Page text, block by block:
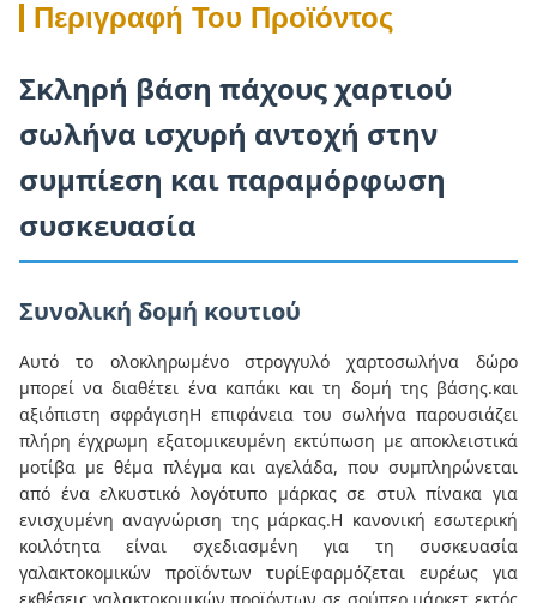
Περιγραφή Του Προϊόντος
Σκληρή βάση πάχους χαρτιού
σωλήνα ισχυρή αντοχή στην
συμπίεση και παραμόρφωση
συσκευασία
Συνολική δομή κουτιού
Αυτό το ολοκληρωμένο στρογγυλό χαρτοσωλήνα δώρο
μπορεί να διαθέτει ένα καπάκι και τη δομή της βάσης.και
αξιόπιστη σφράγισηΗ επιφάνεια του σωλήνα παρουσιάζει
πλήρη έγχρωμη εξατομικευμένη εκτύπωση με αποκλειστικά
μοτίβα με θέμα πλέγμα και αγελάδα, που συμπληρώνεται
από ένα ελκυστικό λογότυπο μάρκας σε στυλ πίνακα για
ενισχυμένη αναγνώριση της μάρκας.Η κανονική εσωτερική
κοιλότητα είναι σχεδιασμένη για τη συσκευασία
γαλακτοκομικών προϊόντων τυρίΕφαρμόζεται ευρέως για